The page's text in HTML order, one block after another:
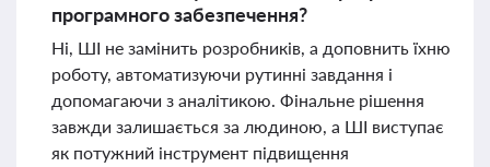
програмного забезпечення?
Ні, ШІ не замінить розробників, а доповнить їхню
роботу, автоматизуючи рутинні завдання і
допомагаючи з аналітикою. Фінальне рішення
завжди залишається за людиною, а ШІ виступає
як потужний інструмент підвищення